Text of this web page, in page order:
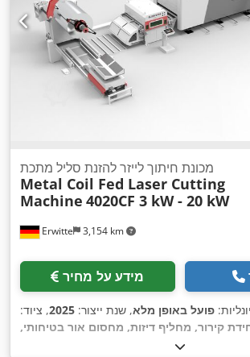
Erwitte 3,154 km
מכונת חיתוך לייזר להזנת סליל מתכת
Metal Coil Fed Laser Cutting
Machine 4020CF 3 kW - 20 kW
מידע על מחיר
פועל באופן מלא, שנת ייצור: 2025, ציוד:
קירור, מחליף דיזות, מחסום אור בטיחותי,